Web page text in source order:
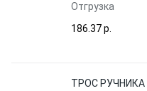
Отгрузка
186.37 p.
ТРОС РУЧНИКА